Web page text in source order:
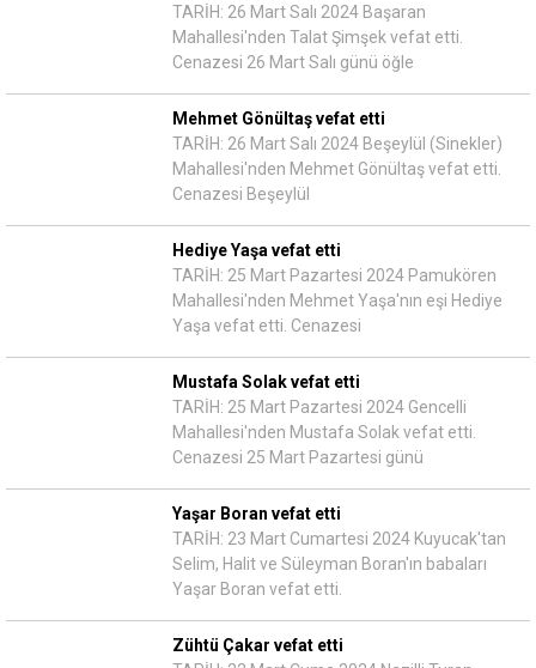
TARİH: 26 Mart Salı 2024 Başaran
Mahallesi'nden Talat Şimşek vefat etti.
Cenazesi 26 Mart Salı günü öğle
Mehmet Gönültaş vefat etti
TARİH: 26 Mart Salı 2024 Beşeylül (Sinekler)
Mahallesi'nden Mehmet Gönültaş vefat etti.
Cenazesi Beşeylül
Hediye Yaşa vefat etti
TARİH: 25 Mart Pazartesi 2024 Pamukören
Mahallesi'nden Mehmet Yaşa'nın eşi Hediye
Yaşa vefat etti. Cenazesi
Mustafa Solak vefat etti
TARİH: 25 Mart Pazartesi 2024 Gencelli
Mahallesi'nden Mustafa Solak vefat etti.
Cenazesi 25 Mart Pazartesi günü
Yaşar Boran vefat etti
TARİH: 23 Mart Cumartesi 2024 Kuyucak'tan
Selim, Halit ve Süleyman Boran'ın babaları
Yaşar Boran vefat etti.
Zühtü Çakar vefat etti